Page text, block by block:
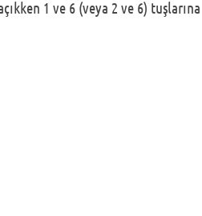
1 ve 6 (veya 2 ve 6) tuşlarına